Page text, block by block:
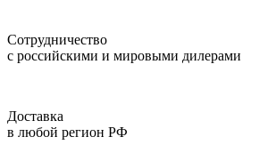
Сотрудничество
с российскими и мировыми дилерами
Доставка
в любой регион РФ